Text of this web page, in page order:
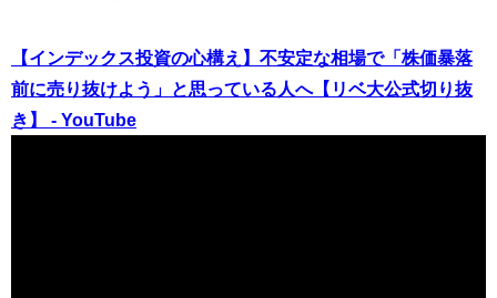
【インデックス投資の心構え】不安定な相場で「株価暴落
前に売り抜けよう」と思っている人へ【リベ大公式切り抜
き】 - YouTube